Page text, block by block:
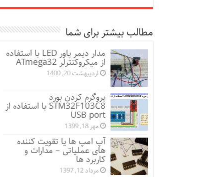
مطالب بیشتر برای شما
مدار دیمر پاور LED با استفاده
از میکروکنترلر ATmega32
اردیبهشت 20, 1400
پروگرم کردن بورد
STM32F103C8 با استفاده از
USB port
مهر 18, 1399
آپ امپ ها یا تقویت کننده
های عملیاتی – مدارات و
کاربرد ها
مرداد 12, 1397